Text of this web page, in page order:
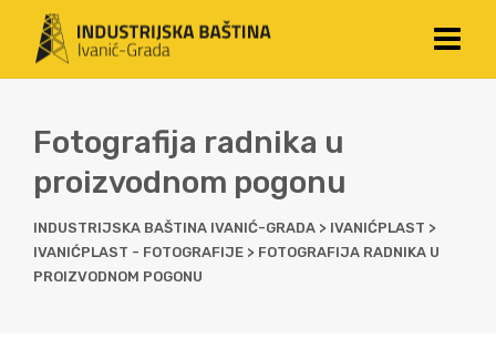
Fotografija radnika u
proizvodnom pogonu
INDUSTRIJSKA BAŠTINA IVANIĆ-GRADA > IVANIĆPLAST >
IVANIĆPLAST - FOTOGRAFIJE > FOTOGRAFIJA RADNIKA U
PROIZVODNOM POGONU